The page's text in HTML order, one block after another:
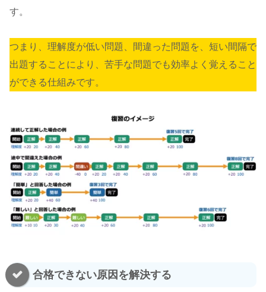
す。
つまり、理解度が低い問題、間違った問題を、短い間隔で
出題することにより、苦手な問題でも効率よく覚えること
ができる仕組みです。
合格できない原因を解決する